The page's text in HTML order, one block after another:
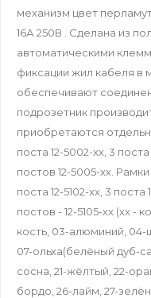
механизм цвет
16А 250В . Сделана из
автоматическими
фиксации жил кабеля
обеспечивают
подрозетник
приобретаются
поста 12-5002-хх, 3
постов 12-5005-хх. Рамки
поста 12-5102-хх, 3 поста
постов - 12-5105-хх (хх -
кость, 03-алюминий, 04-
07-ольха(белёный дуб-
сосна, 21-жёлтый, 22-
бордо, 26-лайм, 27-